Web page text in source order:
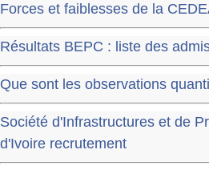
Forces et faiblesses de la
Résultats BEPC : liste des
Que sont les observations
Société d'Infrastructures et de
d'Ivoire recrutement